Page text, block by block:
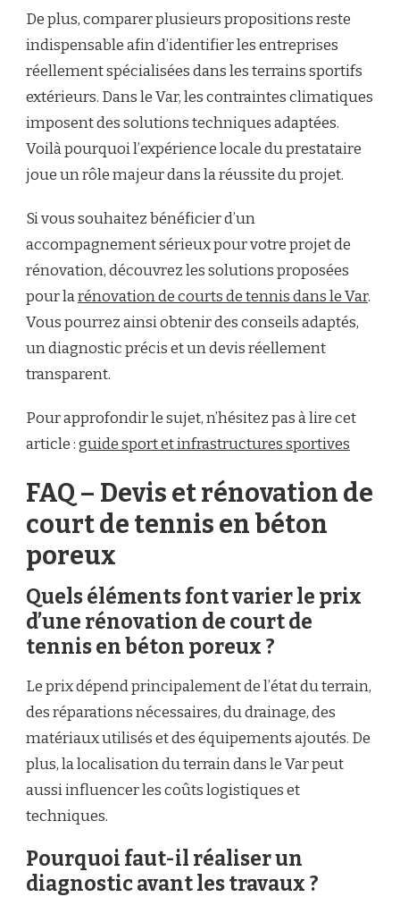
De plus, comparer plusieurs propositions reste
indispensable afin d’identifier les entreprises
réellement spécialisées dans les terrains sportifs
extérieurs. Dans le Var, les contraintes climatiques
imposent des solutions techniques adaptées.
Voilà pourquoi l’expérience locale du prestataire
joue un rôle majeur dans la réussite du projet.
Si vous souhaitez bénéficier d’un
accompagnement sérieux pour votre projet de
rénovation, découvrez les solutions proposées
pour larénovation de courts de tennis dans le Var.
Vous pourrez ainsi obtenir des conseils adaptés,
un diagnostic précis et un devis réellement
transparent.
Pour approfondir le sujet, n’hésitez pas à lire cet
article :guide sport et infrastructures sportives
FAQ – Devis et rénovation de
court de tennis en béton
poreux
Quels éléments font varier le prix
d’une rénovation de court de
tennis en béton poreux ?
Le prix dépend principalement de l’état du terrain,
des réparations nécessaires, du drainage, des
matériaux utilisés et des équipements ajoutés. De
plus, la localisation du terrain dans le Var peut
aussi influencer les coûts logistiques et
techniques.
Pourquoi faut-il réaliser un
diagnostic avant les travaux ?